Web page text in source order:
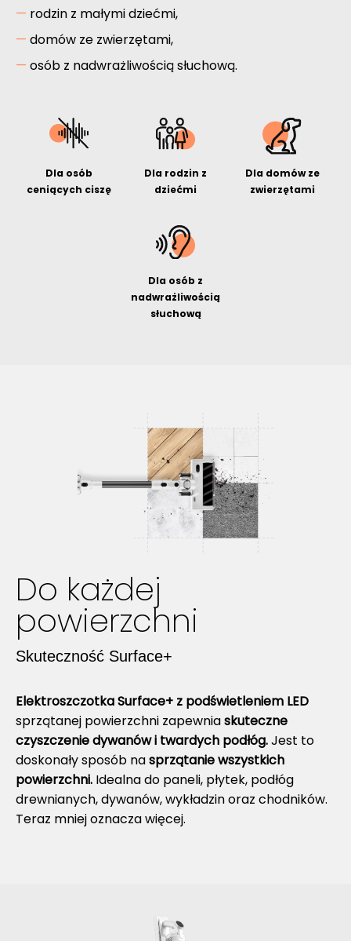
rodzin z małymi dziećmi,
domów ze zwierzętami,
osób z nadwrażliwością słuchową.
Dla osób
ceniących ciszę
Dla rodzin z
dziećmi
Dla domów ze
zwierzętami
Dla osób z
nadwrażliwością
słuchową
Do każdej
powierzchni
Skuteczność Surface+
Elektroszczotka Surface+ z podświetleniem LED
sprzątanej powierzchni zapewniaskuteczne
czyszczenie dywanów i twardych podłóg.Jest to
doskonały sposób nasprzątanie wszystkich
powierzchni. Idealna do paneli, płytek, podłóg
drewnianych, dywanów, wykładzin oraz chodników.
Teraz mniej oznacza więcej.